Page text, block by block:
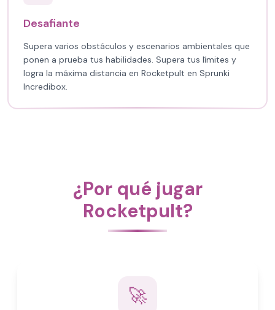
Desafiante
Supera varios obstáculos y escenarios ambientales que
ponen a prueba tus habilidades. Supera tus límites y
logra la máxima distancia en Rocketpult en Sprunki
Incredibox.
¿Por qué jugar
Rocketpult?
🚀